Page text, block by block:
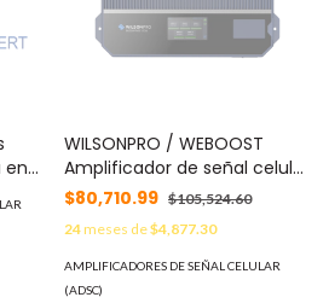
en
WILSONPRO / WEBOOST
Amplificador de señal celular
restaurado Enterprise 1300/
Mejora las llamadas
convencionales y VoLTE /
Soporta los datos de las
tecnologías 2G, 3G y 4G de
$80,710.99 $105,524.60
24meses de$4,877.30
AMPLIFICADORES DE SEÑAL CELULAR
(ADSC)